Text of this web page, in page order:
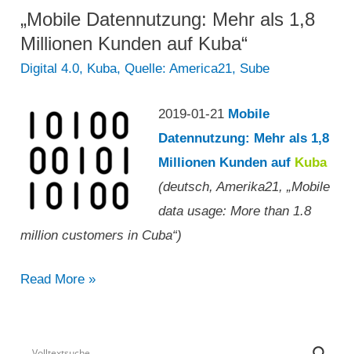
‚Uber‘
die
Transportprobleme
lösen?“
„Mobile Datennutzung: Mehr als 1,8
Millionen Kunden auf Kuba“
Digital 4.0, Kuba,Quelle: America21, Sube
2019-01-21 Mobile
Datennutzung: Mehr als 1,8
Millionen Kunden auf Kuba
(deutsch, Amerika21, „Mobile
data usage: More than 1.8
million customers in Cuba“)
„Mobile
Read More »